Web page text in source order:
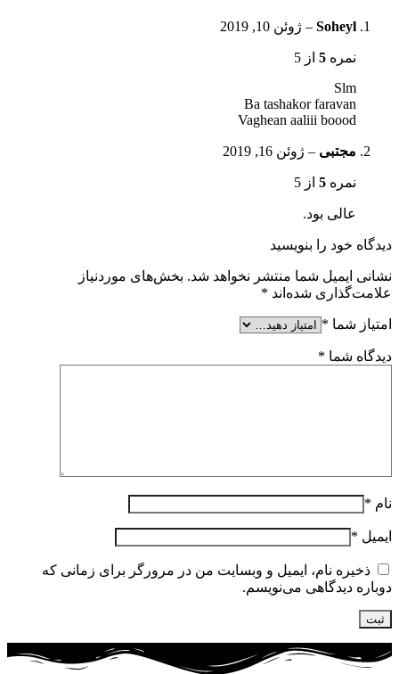
Soheyl
– ژوئن 10, 2019
نمره 5 از 5
Slm
Ba tashakor faravan
Vaghean aaliii boood
مجتبی – ژوئن 16, 2019
نمره 5 از 5
عالی بود.
دیدگاه خود را بنویسید
نشانی ایمیل شما منتشر نخواهد شد. بخش‌های موردنیاز
علامت‌گذاری شده‌اند *
امتیاز شما *
دیدگاه شما *
نام *
ایمیل *
ذخیره نام، ایمیل و وبسایت من در مرورگر برای زمانی که
دوباره دیدگاهی می‌نویسم.